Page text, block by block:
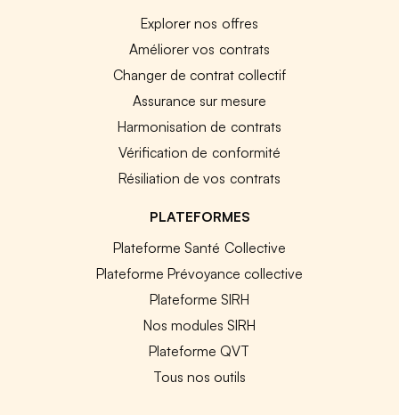
Explorer nos offres
Améliorer vos contrats
Changer de contrat collectif
Assurance sur mesure
Harmonisation de contrats
Vérification de conformité
Résiliation de vos contrats
PLATEFORMES
Plateforme Santé Collective
Plateforme Prévoyance collective
Plateforme SIRH
Nos modules SIRH
Plateforme QVT
Tous nos outils